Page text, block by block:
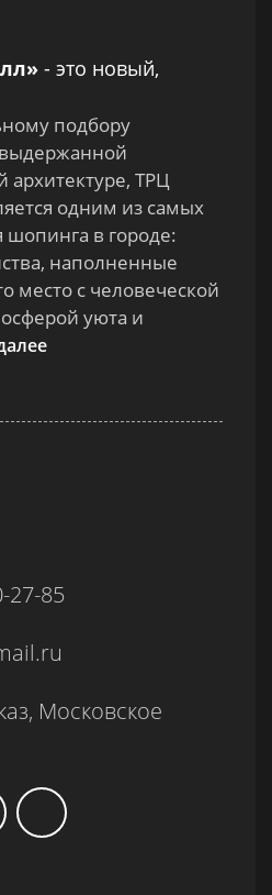
- это новый,
подбору
выдержанной
архитектуре, ТРЦ
одним из самых
шопинга в городе:
наполненные
место с человеческой
уюта и
27-85
Московское